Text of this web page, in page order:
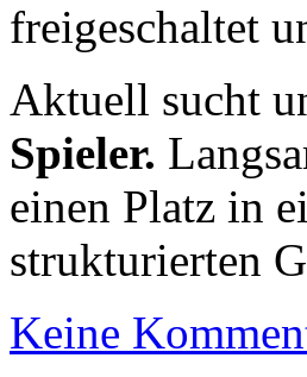
freigeschaltet
Aktuell sucht
Spieler.
einen Platz in
strukturierten
Keine